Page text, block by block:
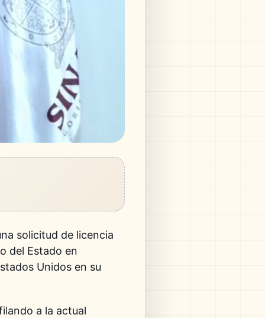
solicitud de licencia
del Estado en
Unidos en su
a la actual